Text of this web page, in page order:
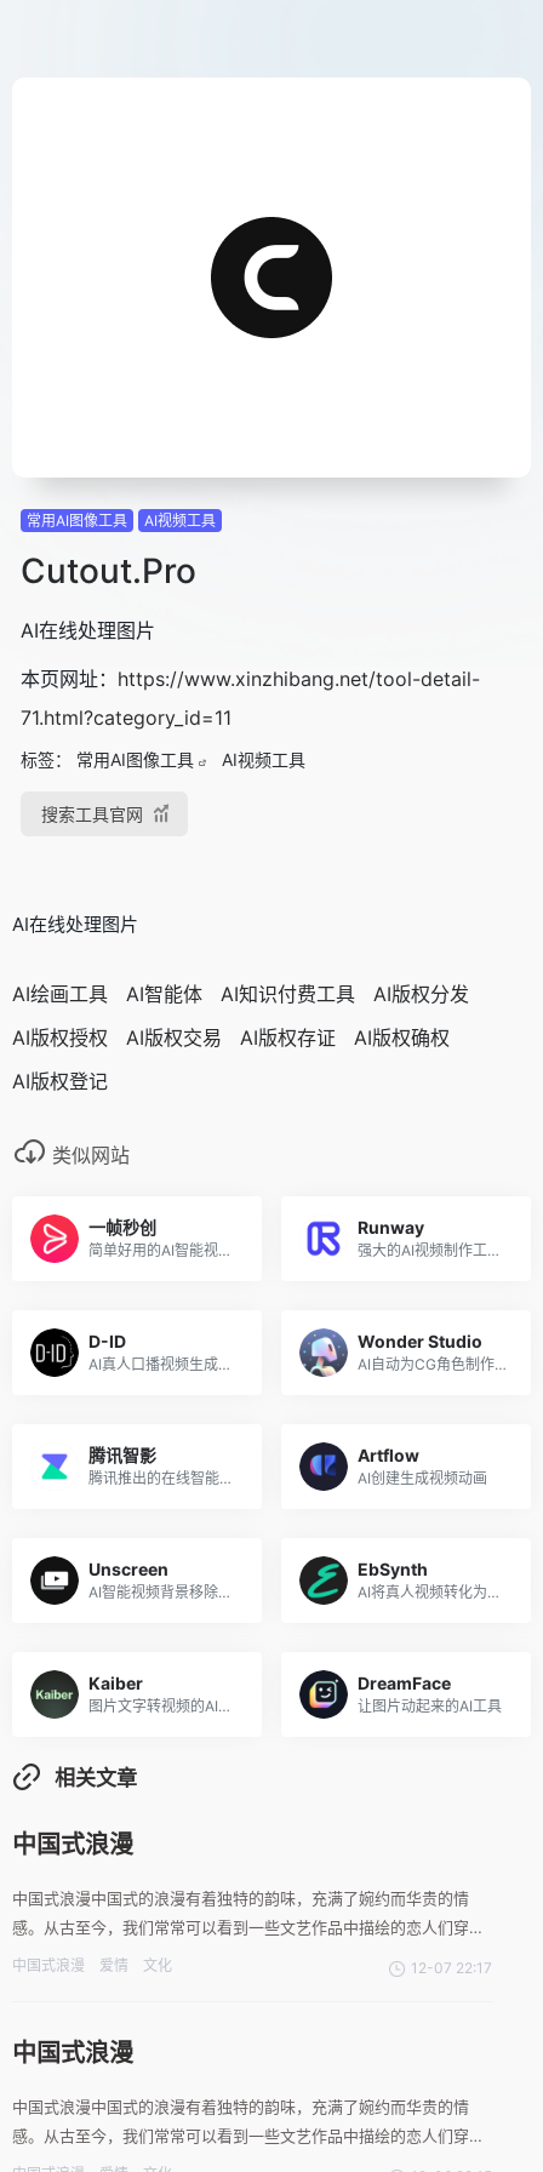
常用AI图像工具 AI视频工具
Cutout.Pro
AI在线处理图片
本页网址： https://www.xinzhibang.net/tool-detail-
71.html?category_id=11
标签： 常用AI图像工具 AI视频工具
搜索工具官网
AI在线处理图片
AI绘画工具 AI智能体 AI知识付费工具
AI版权分发
AI版权授权
AI版权交易 AI版权存证
AI版权确权
AI版权登记
类似网站
一帧秒创
简单好用的AI智能视频创作平台
Runway
强大的AI视频制作工具，绿幕抠像、视频合成等
D-ID
AI真人口播视频生成工具
Wonder Studio
AI自动为CG角色制作动画、打光并将其合成到真人场景中
腾讯智影
腾讯推出的在线智能视频创作平台
Artflow
AI创建生成视频动画
Unscreen
AI智能视频背景移除工具
EbSynth
AI将真人视频转化为油画风动画
Kaiber
图片文字转视频的AI引擎
DreamFace
让图片动起来的AI工具
相关文章
中国式浪漫
中国式浪漫中国式的浪漫有着独特的韵味，充满了婉约而华贵的情
感。从古至今，我们常常可以看到一些文艺作品中描绘的恋人们穿越
古代的长廊，相互倾诉着深情而含蓄的爱意。这种浪漫，不单单是一
选
中国式浪漫 爱情 文化 12-07 22:17
中国式浪漫
中国式浪漫中国式的浪漫有着独特的韵味，充满了婉约而华贵的情
感。从古至今，我们常常可以看到一些文艺作品中描绘的恋人们穿越
古代的长廊，相互倾诉着深情而含蓄的爱意。这种浪漫，不单单是一